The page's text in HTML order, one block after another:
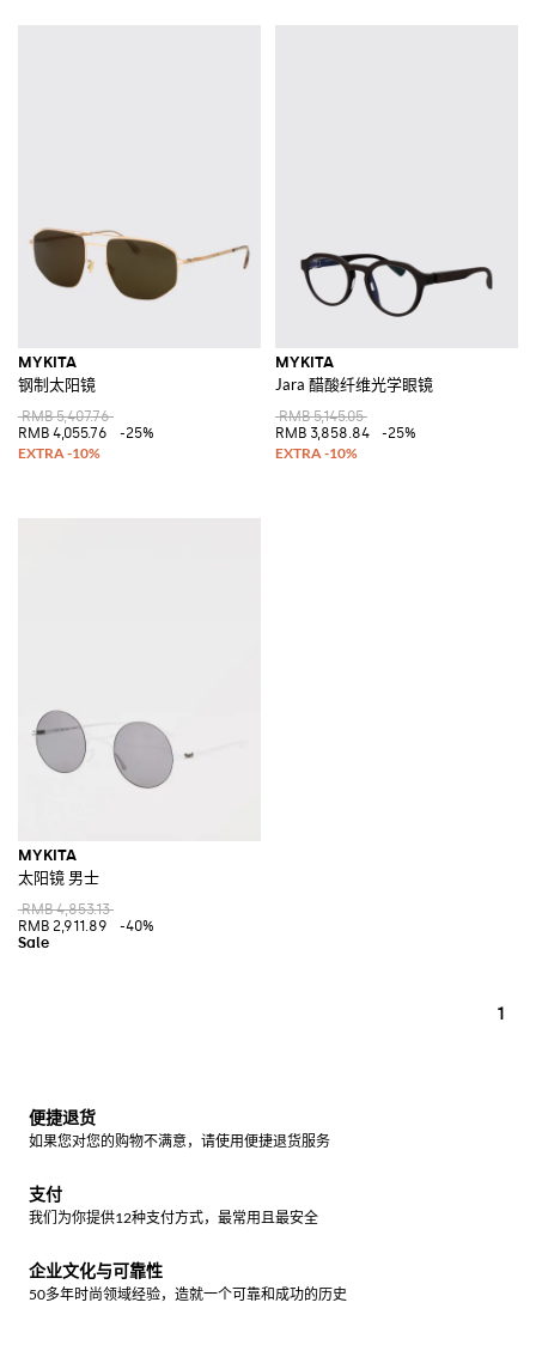
MYKITA
钢制太阳镜
RMB 5,407.76
RMB 4,055.76
-25%
MYKITA
Jara 醋酸纤维光学眼镜
RMB 5,145.05
RMB 3,858.84
-25%
MYKITA
太阳镜 男士
RMB 4,853.13
RMB 2,911.89
-40%
1
便捷退货
如果您对您的购物不满意，请使用便捷退货服务
支付
我们为你提供12种支付方式，最常用且最安全
企业文化与可靠性
50多年时尚领域经验，造就一个可靠和成功的历史